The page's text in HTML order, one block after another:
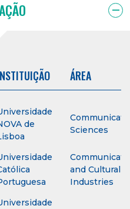
ÁREA
de
Sciences
and Cultural
Industries